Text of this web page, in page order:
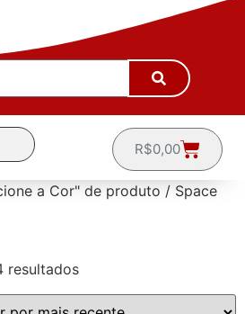
R$0,00
a Cor" de produto / Space
resultados